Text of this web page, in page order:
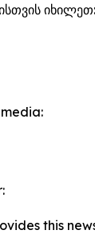
იხილეთ:
this